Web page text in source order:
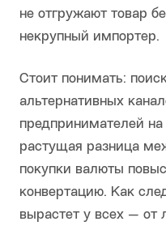
не отгружают товар
некрупный импортер.
Стоит понимать:
альтернативных
предпринимателей
растущая разница
покупки валюты
конвертацию. Как
вырастет у всех — от